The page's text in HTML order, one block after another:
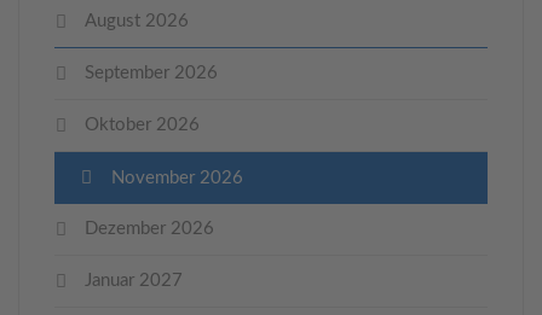
August 2026
September 2026
Oktober 2026
November 2026
Dezember 2026
Januar 2027